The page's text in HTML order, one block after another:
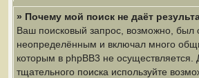
» Почему мой поиск не даёт
Ваш поисковый запрос, возможно, был
неопределённым и включал много
которым в phpBB3 не осуществляется.
тщательного поиска используйте